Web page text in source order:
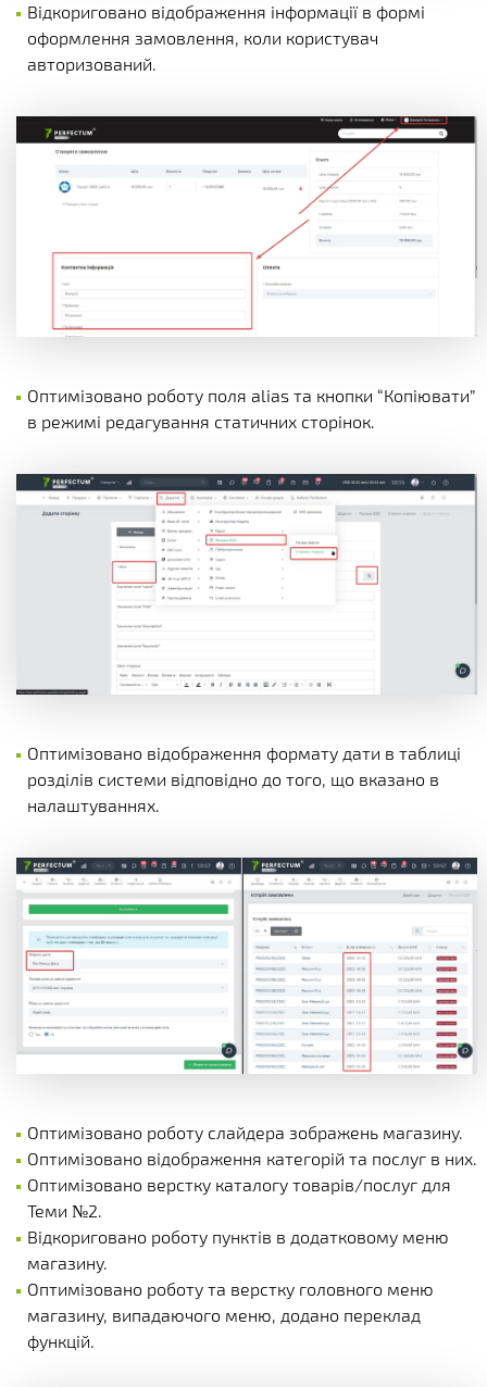
Відкориговано відображення інформації в формі
оформлення замовлення, коли користувач
авторизований.
Оптимізовано роботу поля alias та кнопки “Копіювати”
в режимі редагування статичних сторінок.
Оптимізовано відображення формату дати в таблиці
розділів системи відповідно до того, що вказано в
налаштуваннях.
Оптимізовано роботу слайдера зображень магазину.
Оптимізовано відображення категорій та послуг в них.
Оптимізовано верстку каталогу товарів/послуг для
Теми №2.
Відкориговано роботу пунктів в додатковому меню
магазину.
Оптимізовано роботу та верстку головного меню
магазину, випадаючого меню, додано переклад
функцій.